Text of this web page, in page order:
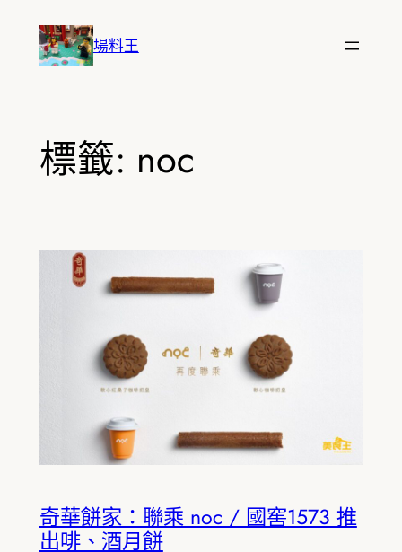
場料王
標籤: noc
奇華餅家：聯乘 noc / 國窖1573 推
出啡、酒月餅